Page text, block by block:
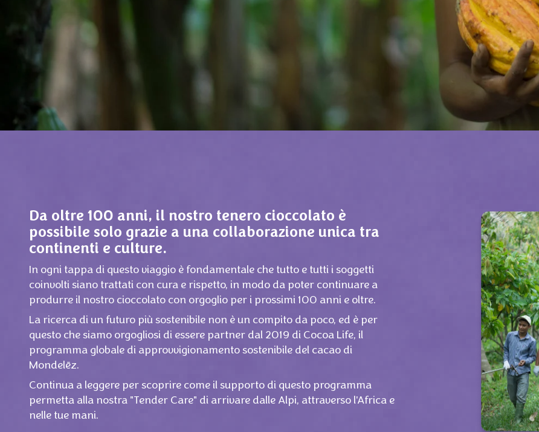
Da oltre 100 anni, il nostro tenero cioccolato è
possibile solo grazie a una collaborazione unica tra
continenti e culture.
In ogni tappa di questo viaggio è fondamentale che tutto e tutti i soggetti
coinvolti siano trattati con cura e rispetto, in modo da poter continuare a
produrre il nostro cioccolato con orgoglio per i prossimi 100 anni e oltre.
La ricerca di un futuro più sostenibile non è un compito da poco, ed è per
questo che siamo orgogliosi di essere partner dal 2019 di Cocoa Life, il
programma globale di approvvigionamento sostenibile del cacao di
Mondelēz.
Continua a leggere per scoprire come il supporto di questo programma
permetta alla nostra "Tender Care" di arrivare dalle Alpi, attraverso l'Africa e
nelle tue mani.